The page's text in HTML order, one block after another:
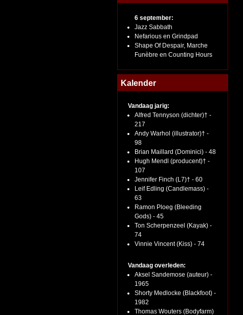
6 september:
Jazz Sabbath
Nefarious en Grindpad
Shape Of Despair, Marche
Funèbre en Counting Hours
Kalender
Vandaag jarig:
Alfred Tennyson (dichter)† -
217
Andy Warhol (illustrator)† -
98
Brian Maillard (Dominici) - 48
Hugh Mendl (producent)† -
107
Jennifer Finch (L7)† - 60
Leif Edling (Candlemass) -
63
Ramon Ploeg (Bleeding
Gods) - 45
Ton Scherpenzeel (Kayak) -
74
Vinnie Vincent (Kiss) - 74
Vandaag overleden:
Aksel Sandemose (auteur) -
1965
Shorty Medlocke (Blackfoot) -
1982
Thomas Wouters (Bodyfarm)